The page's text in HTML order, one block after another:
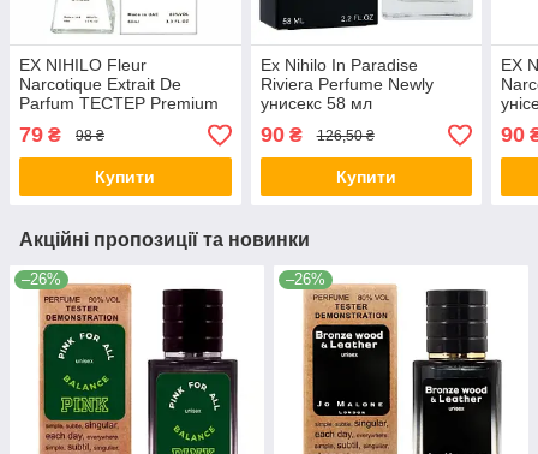
EX NIHILO Fleur
Narcotique Extrait De
Parfum ТЕСТЕР Premium
Class унісекс 60 мл
79 ₴ 98 ₴
Купити
Ex Nihilo In Paradise
Riviera Perfume Newly
унисекс 58 мл
90₴ 126,50 ₴
Купити
EX
90
Акційні пропозиції та новинки
–26% –26%